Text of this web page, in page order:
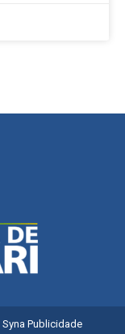
Syna Publicidade